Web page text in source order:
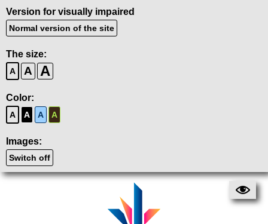
Version for visually impaired
Normal version of the site
The size:
A A A
Color:
A A A A
Images:
Switch off